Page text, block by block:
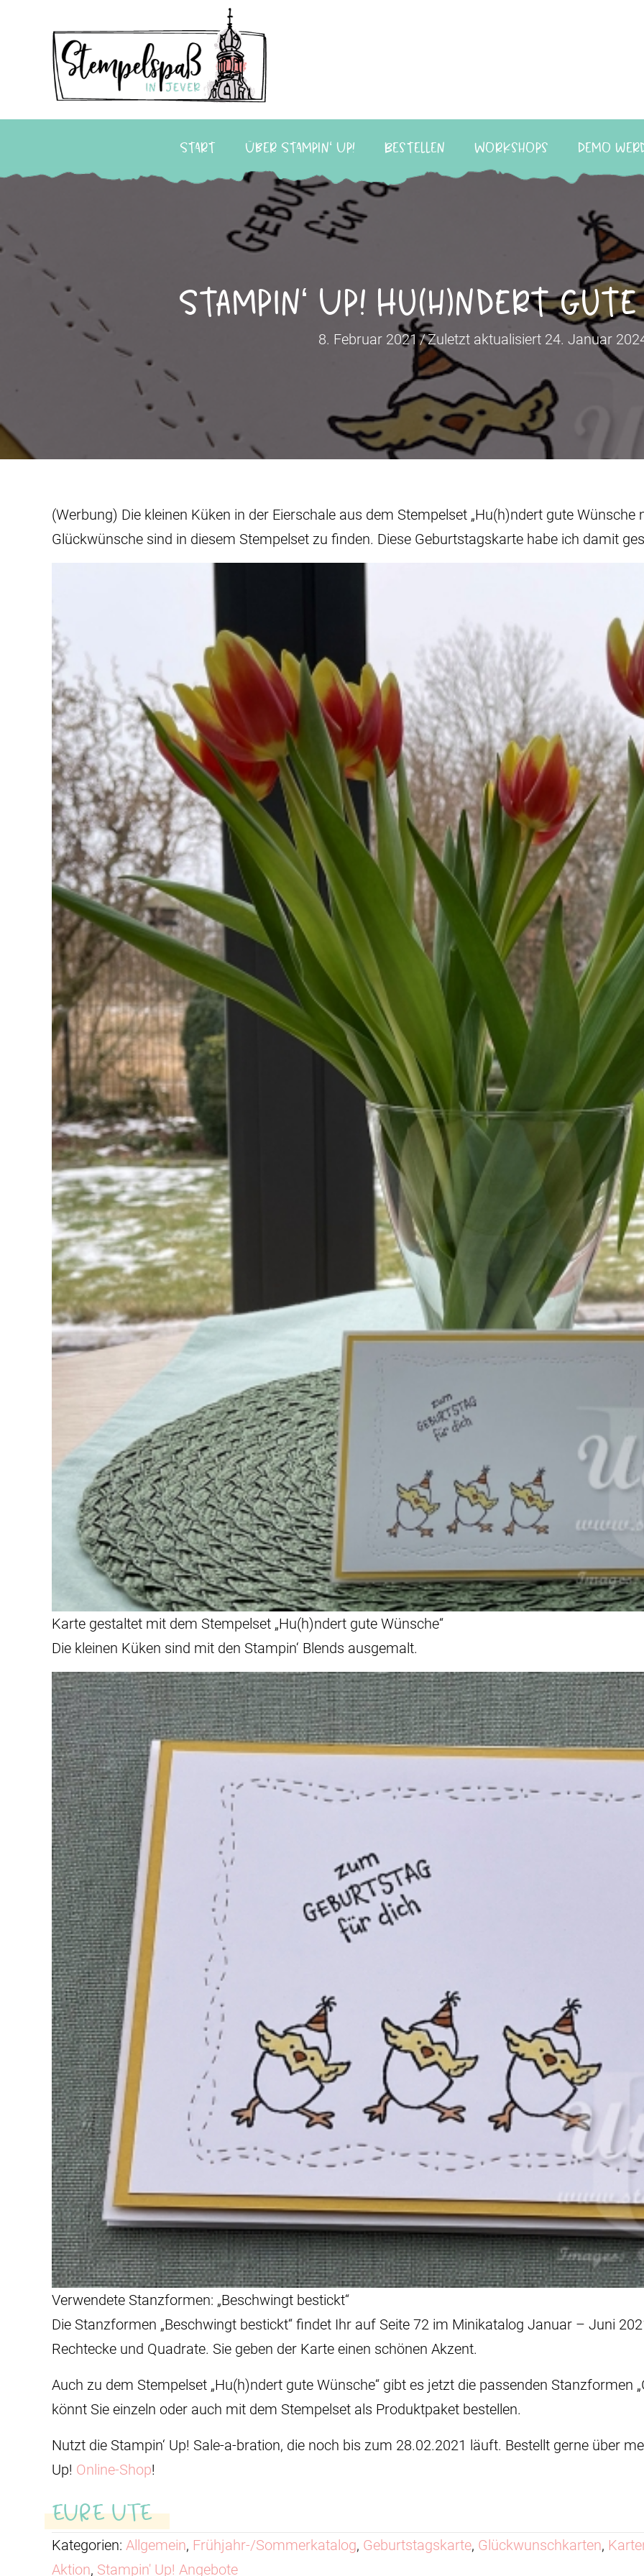
Start Über Stampin‘ Up! Bestellen Workshops Demo
Stampin‘ Up! Hu(h)ndert
8. Februar 2021 /Zuletzt aktualisiert 24. Januar
(Werbung) Die kleinen Küken in der Eierschale aus dem Stempelset „Hu(h)ndert gute
Glückwünsche sind in diesem Stempelset zu finden. Diese Geburtstagskarte habe ich damit
Karte gestaltet mit dem Stempelset „Hu(h)ndert gute Wünsche“
Die kleinen Küken sind mit den Stampin‘ Blends ausgemalt.
Verwendete Stanzformen: „Beschwingt bestickt“
Die Stanzformen „Beschwingt bestickt“ findet Ihr auf Seite 72 im Minikatalog Januar – Juni
Rechtecke und Quadrate. Sie geben der Karte einen schönen Akzent.
Auch zu dem Stempelset „Hu(h)ndert gute Wünsche“ gibt es jetzt die passenden Stanzformen
könnt Sie einzeln oder auch mit dem Stempelset als Produktpaket bestellen.
Nutzt die Stampin‘ Up! Sale-a-bration, die noch bis zum 28.02.2021 läuft. Bestellt gerne über
Up! Online-Shop!
EURE UTE
Kategorien: Allgemein, Frühjahr-/Sommerkatalog, Geburtstagskarte, Glückwunschkarten,
Aktion, Stampin' Up! Angebote